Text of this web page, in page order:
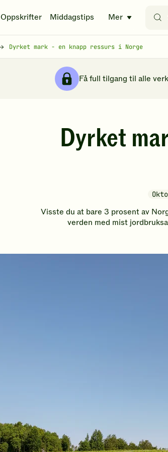
Oppskrifter Middagstips Mer
Dyrket mark - en knapp ressurs i Norge
Få full tilgang til alle
Dyrket
Visste du at bare 3 prosent av
verden med mist